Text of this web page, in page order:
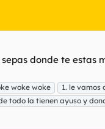
donde te
woke woke 1. le vamos
todo la tienen ayuso y